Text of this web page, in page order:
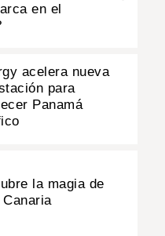
en el
acelera nueva
para
Panamá
la magia de
Canaria